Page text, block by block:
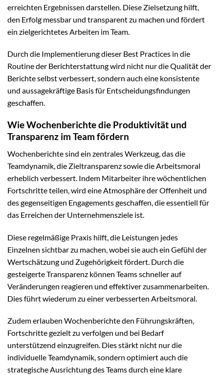
erreichten Ergebnissen darstellen. Diese Zielsetzung hilft,
den Erfolg messbar und transparent zu machen und fördert
ein zielgerichtetes Arbeiten im Team.
Durch die Implementierung dieser Best Practices in die
Routine der Berichterstattung wird nicht nur die Qualität der
Berichte selbst verbessert, sondern auch eine konsistente
und aussagekräftige Basis für Entscheidungsfindungen
geschaffen.
Wie Wochenberichte die Produktivität und
Transparenz im Team fördern
Wochenberichte sind ein zentrales Werkzeug, das die
Teamdynamik, die Zieltransparenz sowie die Arbeitsmoral
erheblich verbessert. Indem Mitarbeiter ihre wöchentlichen
Fortschritte teilen, wird eine Atmosphäre der Offenheit und
des gegenseitigen Engagements geschaffen, die essentiell für
das Erreichen der Unternehmensziele ist.
Diese regelmäßige Praxis hilft, die Leistungen jedes
Einzelnen sichtbar zu machen, wobei sie auch ein Gefühl der
Wertschätzung und Zugehörigkeit fördert. Durch die
gesteigerte Transparenz können Teams schneller auf
Veränderungen reagieren und effektiver zusammenarbeiten.
Dies führt wiederum zu einer verbesserten Arbeitsmoral.
Zudem erlauben Wochenberichte den Führungskräften,
Fortschritte gezielt zu verfolgen und bei Bedarf
unterstützend einzugreifen. Dies stärkt nicht nur die
individuelle Teamdynamik, sondern optimiert auch die
strategische Ausrichtung des Teams durch eine klare